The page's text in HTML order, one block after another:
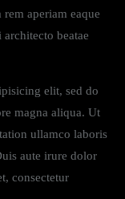
aperiam eaque
beatae
elit, sed do
magna aliqua. Ut
ullamco laboris
aute irure dolor
consectetur